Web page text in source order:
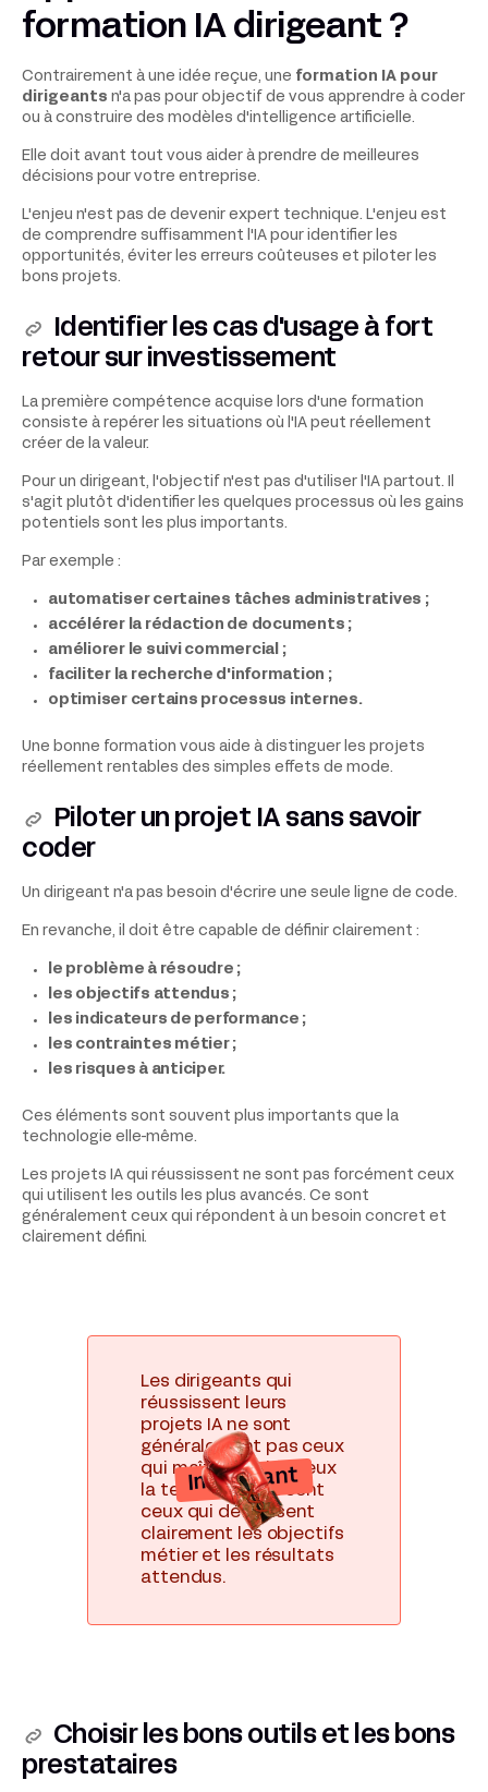
formation IA dirigeant ?
Contrairement à une idée reçue, une formation IA pour
dirigeants n'a pas pour objectif de vous apprendre à coder
ou à construire des modèles d'intelligence artificielle.
Elle doit avant tout vous aider à prendre de meilleures
décisions pour votre entreprise.
L'enjeu n'est pas de devenir expert technique. L'enjeu est
de comprendre suffisamment l'IA pour identifier les
opportunités, éviter les erreurs coûteuses et piloter les
bons projets.
Identifier les cas d'usage à fort
retour sur investissement
La première compétence acquise lors d'une formation
consiste à repérer les situations où l'IA peut réellement
créer de la valeur.
Pour un dirigeant, l'objectif n'est pas d'utiliser l'IA partout. Il
s'agit plutôt d'identifier les quelques processus où les gains
potentiels sont les plus importants.
Par exemple :
automatiser certaines tâches administratives ;
accélérer la rédaction de documents ;
améliorer le suivi commercial ;
faciliter la recherche d'information ;
optimiser certains processus internes.
Une bonne formation vous aide à distinguer les projets
réellement rentables des simples effets de mode.
Piloter un projet IA sans savoir
coder
Un dirigeant n'a pas besoin d'écrire une seule ligne de code.
En revanche, il doit être capable de définir clairement :
le problème à résoudre ;
les objectifs attendus ;
les indicateurs de performance ;
les contraintes métier ;
les risques à anticiper.
Ces éléments sont souvent plus importants que la
technologie elle-même.
Les projets IA qui réussissent ne sont pas forcément ceux
qui utilisent les outils les plus avancés. Ce sont
généralement ceux qui répondent à un besoin concret et
clairement défini.
Les dirigeants qui
réussissent leurs
projets IA ne sont
généralement pas ceux
qui maîtrisent le mieux
la technique. Ce sont
ceux qui définissent
clairement les objectifs
métier et les résultats
attendus.
Important
Choisir les bons outils et les bons
prestataires